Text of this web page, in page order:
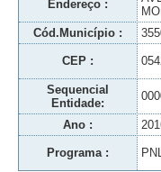
Endereço :
Cód.Município :
CEP :
Sequencial
Entidade:
Ano :
Programa :